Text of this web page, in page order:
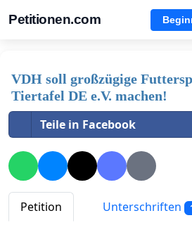
Petitionen.com
VDH soll großzügige
Tiertafel DE e.V. machen!
Teile in Facebook
Petition Unterschriften